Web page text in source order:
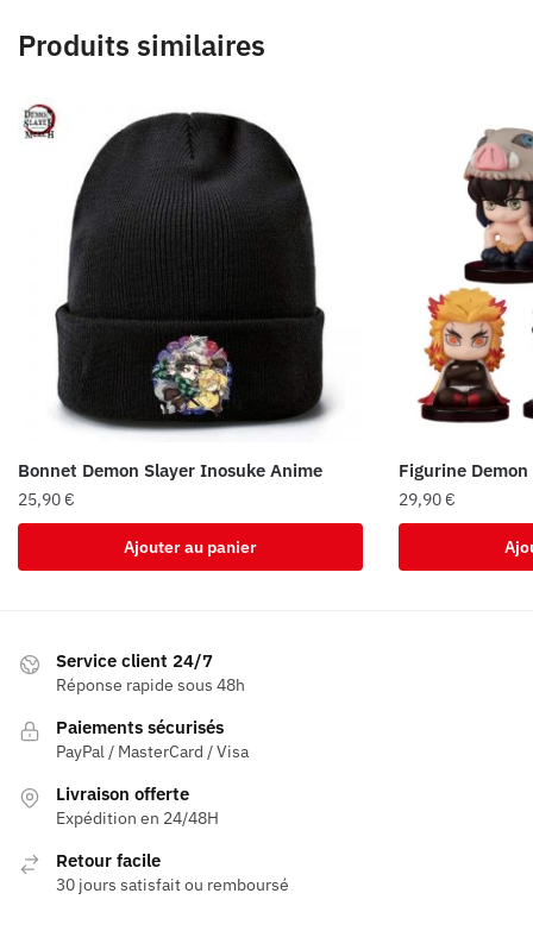
Produits similaires
Bonnet Demon Slayer Inosuke Anime
25,90€
Ajouter au panier
Figurine
29,90€
Service client 24/7
Réponse rapide sous 48h
Paiements sécurisés
PayPal / MasterCard / Visa
Livraison offerte
Expédition en 24/48H
Retour facile
30 jours satisfait ou remboursé